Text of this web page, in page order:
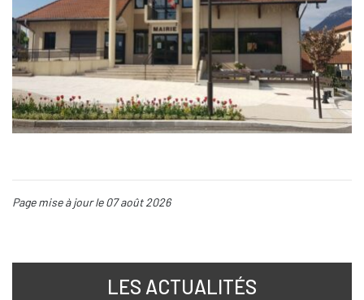
Page mise à jour le 07 août 2026
LES ACTUALITÉS